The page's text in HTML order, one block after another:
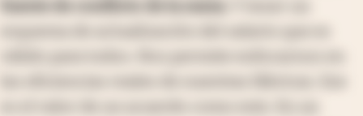
fuente de conflicto de la mesa